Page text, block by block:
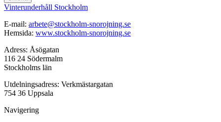
Vinterunderhåll Stockholm
E-mail: arbete@stockholm-snorojning.se
Hemsida: www.stockholm-snorojning.se
Adress: Åsögatan
116 24 Södermalm
Stockholms län
Utdelningsadress: Verkmästargatan
754 36 Uppsala
Navigering